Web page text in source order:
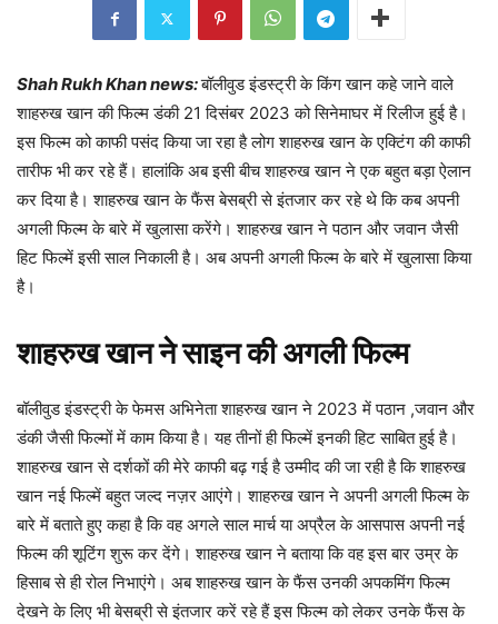
Shah Rukh Khan news:बॉलीवुड इंडस्ट्री के किंग खान कहे जाने वाले
शाहरुख खान की फिल्म डंकी 21 दिसंबर 2023 को सिनेमाघर में रिलीज हुई है।
इस फिल्म को काफी पसंद किया जा रहा है लोग शाहरुख खान के एक्टिंग की काफी
तारीफ भी कर रहे हैं। हालांकि अब इसी बीच शाहरुख खान ने एक बहुत बड़ा ऐलान
कर दिया है। शाहरुख खान के फैंस बेसब्री से इंतजार कर रहे थे कि कब अपनी
अगली फिल्म के बारे में खुलासा करेंगे। शाहरुख खान ने पठान और जवान जैसी
हिट फिल्में इसी साल निकाली है। अब अपनी अगली फिल्म के बारे में खुलासा किया
है।
शाहरुख खान ने साइन की अगली फिल्म
बॉलीवुड इंडस्ट्री के फेमस अभिनेता शाहरुख खान ने 2023 में पठान ,जवान और
डंकी जैसी फिल्मों में काम किया है। यह तीनों ही फिल्में इनकी हिट साबित हुई है।
शाहरुख खान से दर्शकों की मेरे काफी बढ़ गई है उम्मीद की जा रही है कि शाहरुख
खान नई फिल्में बहुत जल्द नज़र आएंगे। शाहरुख खान ने अपनी अगली फिल्म के
बारे में बताते हुए कहा है कि वह अगले साल मार्च या अप्रैल के आसपास अपनी नई
फिल्म की शूटिंग शुरू कर देंगे। शाहरुख खान ने बताया कि वह इस बार उम्र के
हिसाब से ही रोल निभाएंगे। अब शाहरुख खान के फैंस उनकी अपकमिंग फिल्म
देखने के लिए भी बेसब्री से इंतजार करें रहे हैं इस फिल्म को लेकर उनके फैंस के